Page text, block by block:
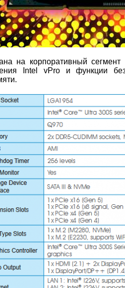
на корпоративный
Intel vPro и функции